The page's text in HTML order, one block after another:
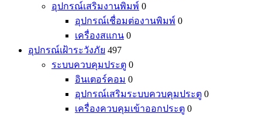
อุปกรณ์เสริมงานพิมพ์ 0
อุปกรณ์เชื่อมต่องานพิมพ์ 0
เครื่องสแกน 0
อุปกรณ์เฝ้าระวังภัย 497
ระบบควบคุมประตู 0
อินเตอร์คอม 0
อุปกรณ์เสริมระบบควบคุมประตู 0
เครื่องควบคุมเข้าออกประตู 0